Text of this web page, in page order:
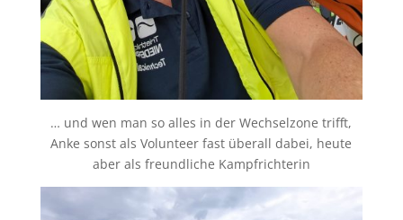
… und wen man so alles in der Wechselzone trifft,
Anke sonst als Volunteer fast überall dabei, heute
aber als freundliche Kampfrichterin